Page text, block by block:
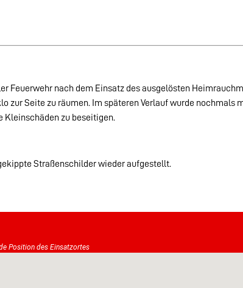
Feuerwehr nach dem Einsatz des ausgelösten
zur Seite zu räumen. Im späteren Verlauf wurde nochmals
Kleinschäden zu beseitigen.
Straßenschilder wieder aufgestellt.
Position des Einsatzortes